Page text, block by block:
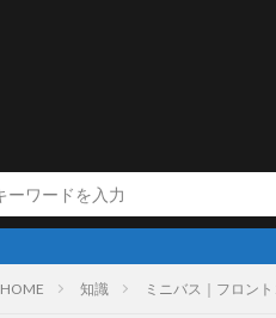
HOME 知識 ミニバス｜フロン